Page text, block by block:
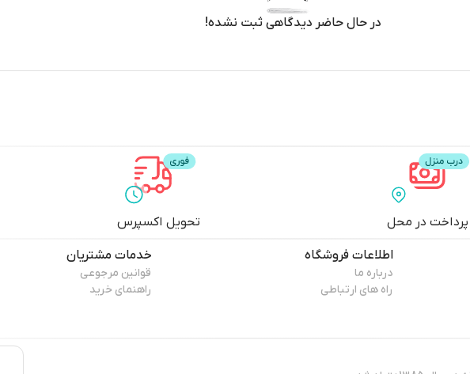
پرداخت در محل تحویل اکسپرس
اطلاعات فروشگاه
درباره ما
راه های ارتباطی
خدمات مشتریان
قوانین مرجوعی
راهنمای خرید